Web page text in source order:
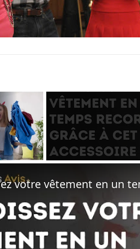
Video